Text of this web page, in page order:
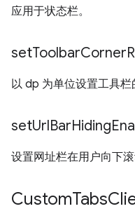
应用于状态栏。
setToolbarCorner
以 dp 为单位设置工具栏
setUrlBarHiding
设置网址栏在用户向下
CustomTabs